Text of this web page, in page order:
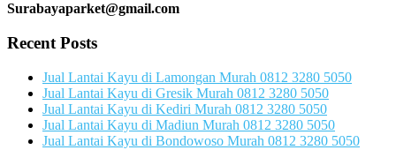
Surabayaparket@gmail.com
Recent Posts
Jual Lantai Kayu di Lamongan Murah 0812 3280 5050
Jual Lantai Kayu di Gresik Murah 0812 3280 5050
Jual Lantai Kayu di Kediri Murah 0812 3280 5050
Jual Lantai Kayu di Madiun Murah 0812 3280 5050
Jual Lantai Kayu di Bondowoso Murah 0812 3280 5050